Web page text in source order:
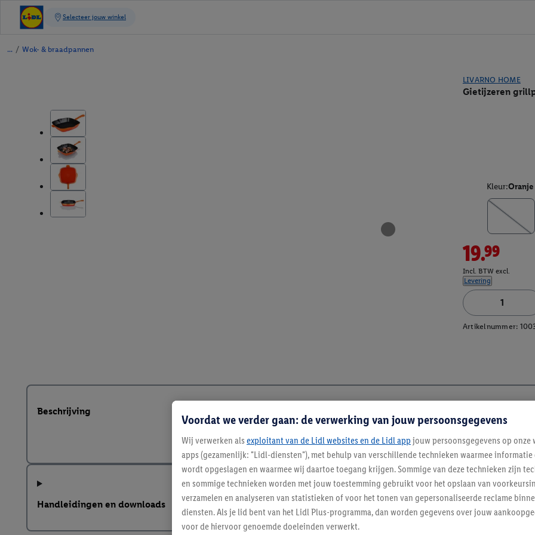
/ Wok- & braadpannen
LIVARNO HOME
Gietijzeren
Kleur:Oranje
19.99
Incl. BTW excl.
Levering
Artikelnummer:
Beschrijving
Handleidingen en downloads
Voordat we verder gaan: de verwerking van jouw persoonsgegevens
Wij verwerken als exploitant van de Lidl websites en de Lidl app jouw persoonsgegevens op onze
apps (gezamenlijk: "Lidl-diensten"), met behulp van verschillende technieken waarmee
wordt opgeslagen en waarmee wij daartoe toegang krijgen. Sommige van deze technieken zijn
en sommige technieken worden met jouw toestemming gebruikt voor het opslaan van
verzamelen en analyseren van statistieken of voor het tonen van gepersonaliseerde reclame
diensten. Als je lid bent van het Lidl Plus-programma, dan worden gegevens over jouw
voor de hiervoor genoemde doeleinden verwerkt.